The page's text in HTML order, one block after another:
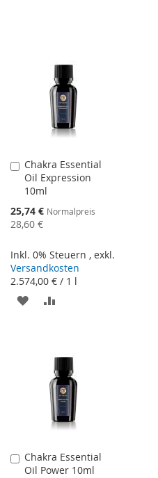
Chakra Essential
Oil Expression
10ml
Sonderangebot
25,74 € Normalpreis
28,60 €
Inkl. 0% Steuern , exkl.
Versandkosten
2.574,00 € / 1 l
In
den
Warenkorb
ZUR
Chakra Essential
Oil Power 10ml
In
den